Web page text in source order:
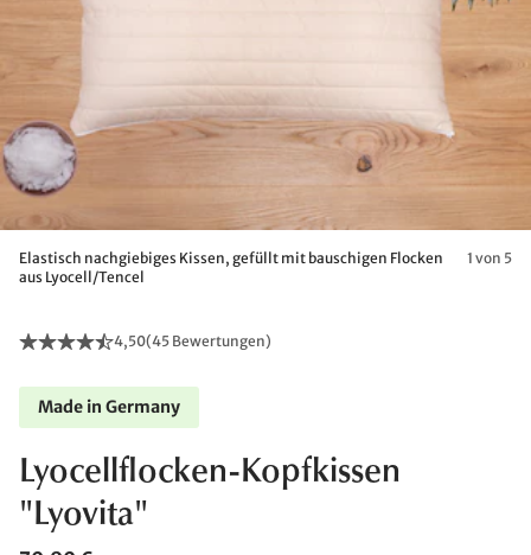
Elastisch nachgiebiges Kissen, gefüllt mit bauschigen Flocken
aus Lyocell/Tencel
1 von 5
4,50(45 Bewertungen)
Made in Germany
Lyocellflocken-Kopfkissen
"Lyovita"